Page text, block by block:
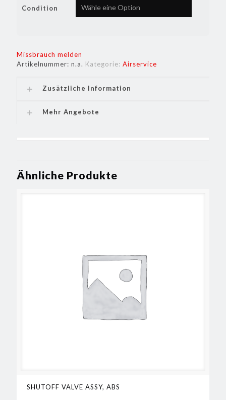
Condition
Missbrauch melden
Artikelnummer: n.a. Kategorie: Airservice
Zusätzliche Information
Mehr Angebote
Ähnliche Produkte
SHUTOFF VALVE ASSY, ABS